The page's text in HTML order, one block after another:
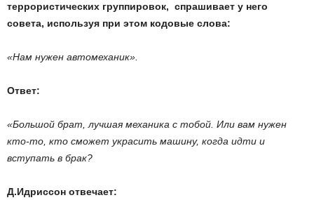
террористических группировок, спрашивает у него
совета, используя при этом кодовые слова:
«Нам нужен автомеханик».
Ответ:
«Большой брат, лучшая механика с тобой. Или вам нужен
кто-то, кто сможет украсить машину, когда идти и
вступать в брак?
Д.Идриссон отвечает: